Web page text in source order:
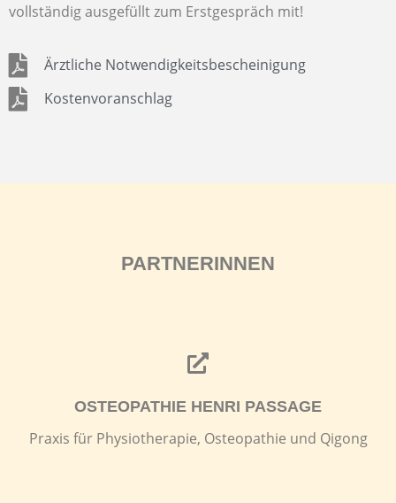
vollständig ausgefüllt zum Erstgespräch mit!
Ärztliche Notwendigkeitsbescheinigung
Kostenvoranschlag
PARTNERINNEN
OSTEOPATHIE HENRI PASSAGE
Praxis für Physiotherapie, Osteopathie und Qigong